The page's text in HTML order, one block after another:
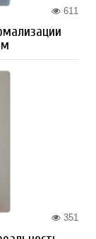
611
351